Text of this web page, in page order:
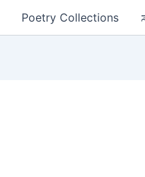
Poetry Collections